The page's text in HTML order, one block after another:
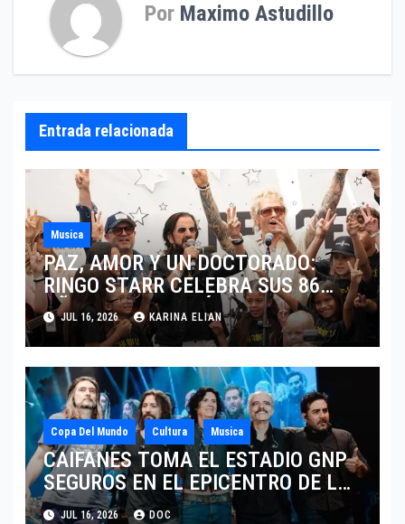
Por Maximo Astudillo
Entrada relacionada
Musica
PAZ, AMOR Y UN DOCTORADO:
RINGO STARR CELEBRA SUS 86
AÑOS CON LOS MÁXIMOS
HONORES DE LIVERPOOL
JUL 16, 2026 KARINA ELIAN
Copa Del Mundo Cultura Musica
CAIFANES TOMA EL ESTADIO GNP
SEGUROS EN EL EPICENTRO DE LA
IDENTIDAD MEXICANA
JUL 16, 2026 DOC